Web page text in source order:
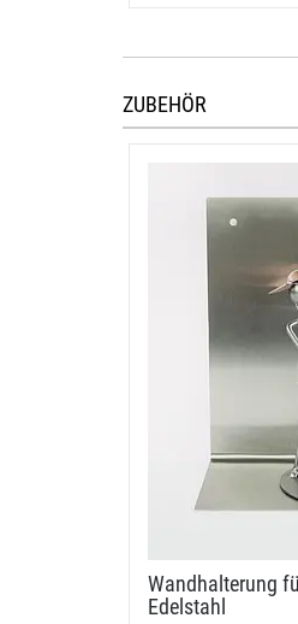
ZUBEHÖR
Wandhalterung
Edelstahl